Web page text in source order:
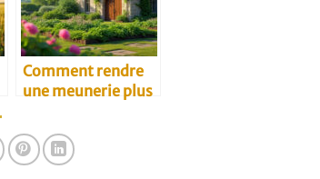
Comment rendre
une meunerie plus